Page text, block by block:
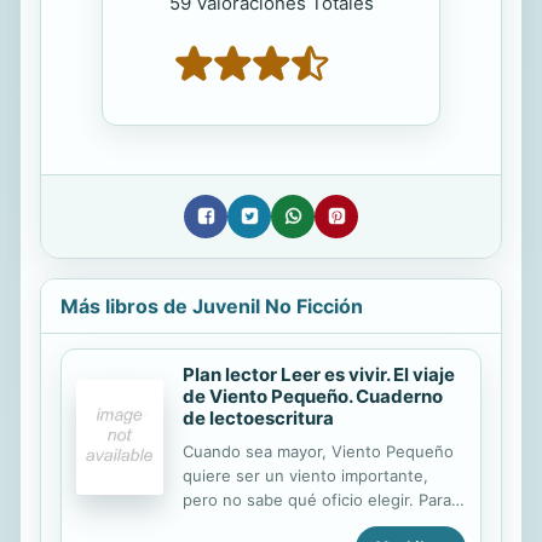
Más libros de Juvenil No Ficción
Plan lector Leer es vivir. El viaje
de Viento Pequeño. Cuaderno
de lectoescritura
Cuando sea mayor, Viento Pequeño
quiere ser un viento importante,
pero no sabe qué oficio elegir. Para
resolver sus dudas, Viento Pequeño